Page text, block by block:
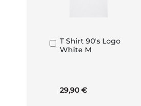
T Shirt 90's Logo
White M
29,90 €
In
den